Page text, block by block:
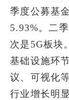
季度公募基
5.93%。二
次是5G板块
基础设施环
议、可视化
行业增长明